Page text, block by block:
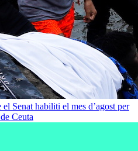
el Senat habiliti el mes d’agost per
Ceuta